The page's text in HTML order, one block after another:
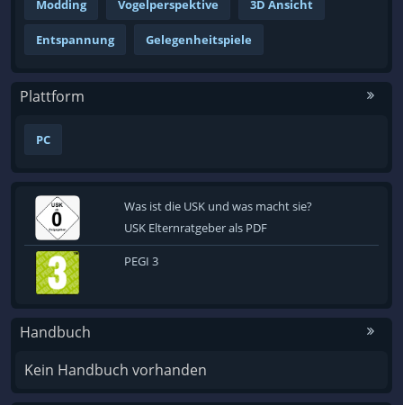
Modding Vogelperspektive 3D Ansicht
Entspannung Gelegenheitspiele
Plattform
PC
Was ist die USK und was macht sie?
USK Elternratgeber als PDF
PEGI 3
Handbuch
Kein Handbuch vorhanden